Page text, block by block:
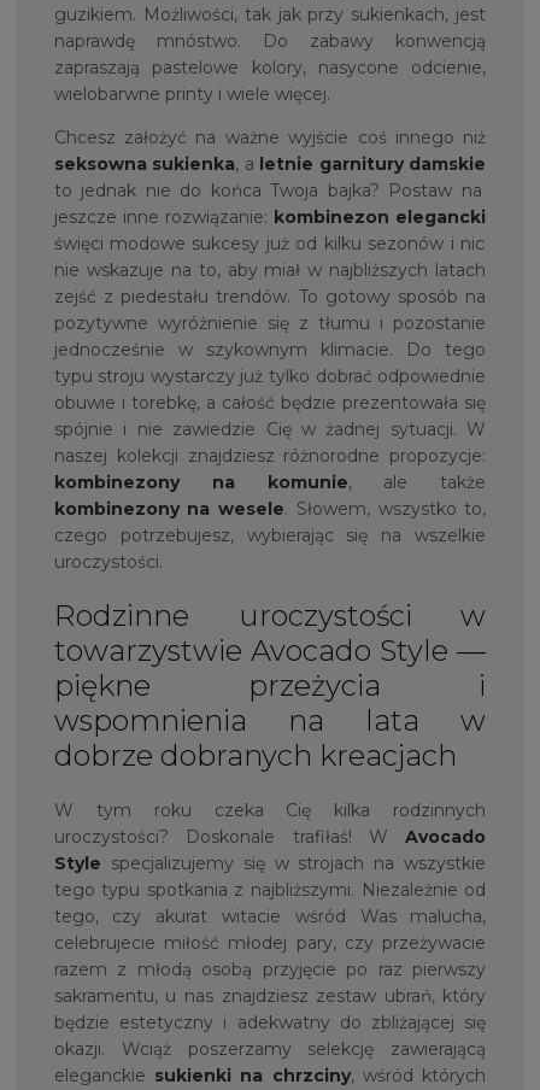
guzikiem. Możliwości, tak jak przy sukienkach, jest
naprawdę mnóstwo. Do zabawy konwencją
zapraszają pastelowe kolory, nasycone odcienie,
wielobarwne printy i wiele więcej.
Chcesz założyć na ważne wyjście coś innego niż
seksowna sukienka, a letnie garnitury damskie
to jednak nie do końca Twoja bajka? Postaw na
jeszcze inne rozwiązanie: kombinezon elegancki
święci modowe sukcesy już od kilku sezonów i nic
nie wskazuje na to, aby miał w najbliższych latach
zejść z piedestału trendów. To gotowy sposób na
pozytywne wyróżnienie się z tłumu i pozostanie
jednocześnie w szykownym klimacie. Do tego
typu stroju wystarczy już tylko dobrać odpowiednie
obuwie i torebkę, a całość będzie prezentowała się
spójnie i nie zawiedzie Cię w żadnej sytuacji. W
naszej kolekcji znajdziesz różnorodne propozycje:
kombinezony na komunie, ale także
kombinezony na wesele. Słowem, wszystko to,
czego potrzebujesz, wybierając się na wszelkie
uroczystości.
Rodzinne uroczystości w
towarzystwie Avocado Style —
piękne przeżycia i
wspomnienia na lata w
dobrze dobranych kreacjach
W tym roku czeka Cię kilka rodzinnych
uroczystości? Doskonale trafiłaś! WAvocado
Style specjalizujemy się w strojach na wszystkie
tego typu spotkania z najbliższymi. Niezależnie od
tego, czy akurat witacie wśród Was malucha,
celebrujecie miłość młodej pary, czy przeżywacie
razem z młodą osobą przyjęcie po raz pierwszy
sakramentu, u nas znajdziesz zestaw ubrań, który
będzie estetyczny i adekwatny do zbliżającej się
okazji. Wciąż poszerzamy selekcję zawierającą
eleganckie sukienki na chrzciny, wśród których